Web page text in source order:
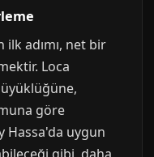
ilk adımı, net bir
Loca
göre
Hassa'da uygun